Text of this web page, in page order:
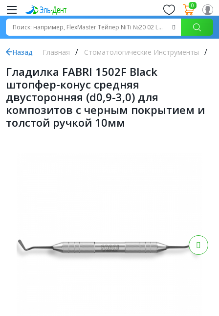
0
Назад Главная Стоматологические Инструменты
Гладилка FABRI 1502F Black
штопфер-конус средняя
двусторонняя (d0,9-3,0) для
композитов с черным покрытием и
толстой ручкой 10мм